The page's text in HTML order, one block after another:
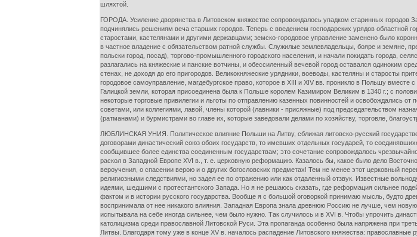
шляхтой.
ГОРОДА. Усиление дворянства в Литовском княжестве сопровождалось упадком старинных
подчинялись решениям веча старших городов. Теперь с введением господарских урядов областной
старостами, кастелянами и другими державцами; земско-городовое управление заменено было
в частное владение с обязательством ратной службы. Служилые землевладельцы, бояре и земяне,
польски город, посад), торгово-промышленного городского населения, и начали покидать города,
разлагались на княжеские и панские вотчины, и обессиленный вечевой город оставался одиноким
стенах, не доходя до его пригородов. Великокняжеские урядники, воеводы, кастеляны и старосты
городовое самоуправление, магдебургское право, которое в XIII и XIV вв. проникло в Польшу
Галицкой земли, которая присоединена была к Польше королем Казимиром Великим в 1340 г.; с
некоторые торговые привилегии и льготы по отправлению казенных повинностей и освобождались
советами, или коллегиями, лавой, члены которой (лавники - присяжные) под председательством
(ратманами) и бурмистрами во главе их, которые заведовали делами по хозяйству, торговле,
ЛЮБЛИНСКАЯ УНИЯ. Политическое влияние Польши на Литву, сближая литовско-русский
договорами династический союз обоих государств, то имевших отдельных государей, то
сообщившее более единства соединенным государствам; это сочетание сопровождалось
раскол в Западной Европе XVI в., т. е. церковную реформацию. Казалось бы, какое было дело
вероучения, о спасении верою и о других богословских предметах! Тем не менее этот церковный
религиозными следствиями, но задел ее по отражению или как отдаленный отзвук. Известные
идеями, шедшими с протестантского Запада. Но я не решаюсь сказать, где реформация сильнее
фактом и в истории русского государства. Вообще я с большой оговоркой принимаю мысль, будто
воспринимала от нее никакого влияния. Западная Европа знала древнюю Россию не лучше, чем
испытывала на себе иногда сильнее, чем было нужно. Так случилось и в XVI в. Чтобы упрочить
католицизма среди православной Литовской Руси. Эта пропаганда особенно была напряжена при
Литвы. Благодаря тому уже в конце XV в. началось распадение Литовского княжества: